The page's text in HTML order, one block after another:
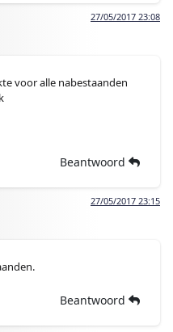
27/05/2017 23:08
voor alle nabestaanden
Beantwoord
27/05/2017 23:15
Beantwoord